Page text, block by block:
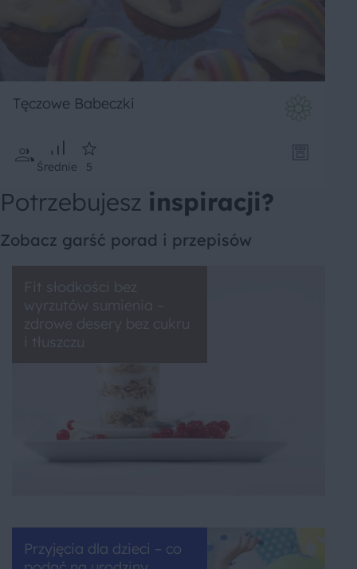
Tęczowe Babeczki
Średnie 5
Potrzebujesz inspiracji?
Zobacz garść porad i przepisów
Fit słodkości bez
wyrzutów sumienia –
zdrowe desery bez cukru
i tłuszczu
Przyjęcia dla dzieci – co